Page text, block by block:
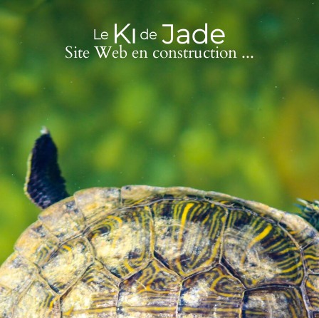
Site Web en construction ...